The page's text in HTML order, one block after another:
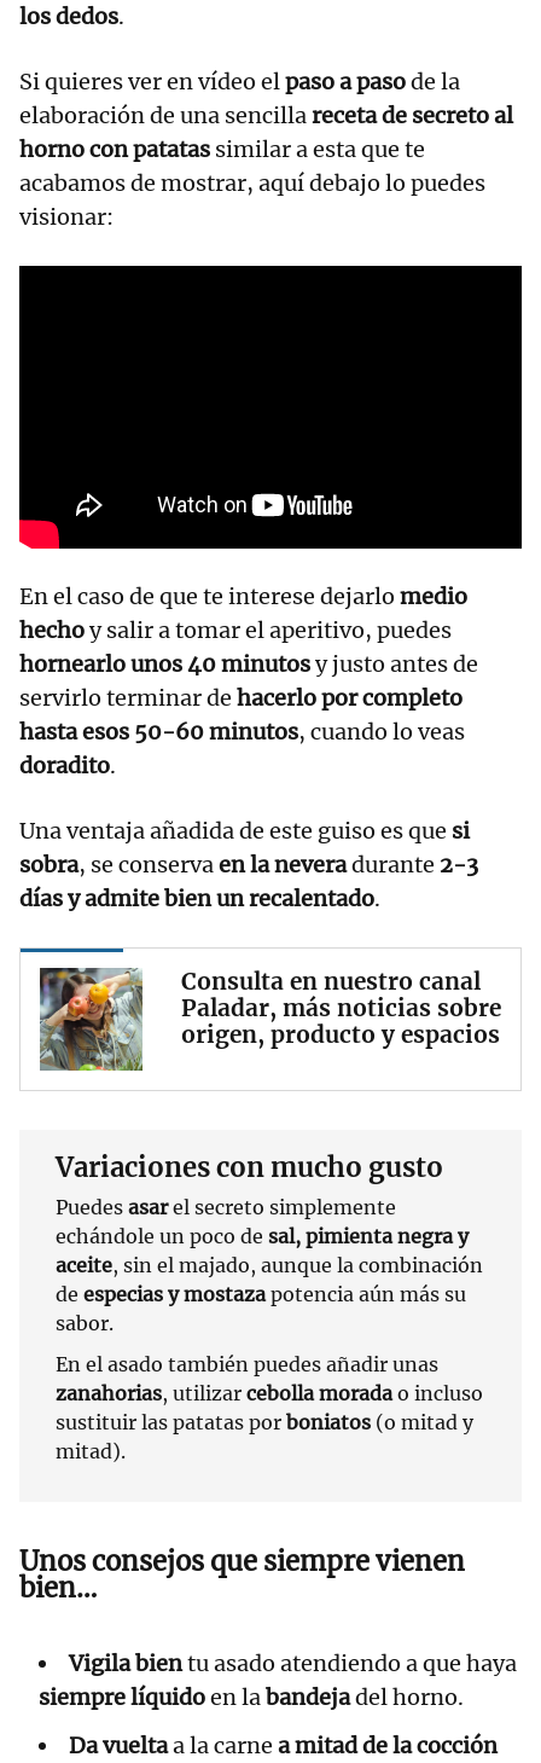
los dedos.
Si quieres ver en vídeo elpaso a pasode la
elaboración de una sencillareceta de secreto al
horno con patatas similar a esta que te
acabamos de mostrar, aquí debajo lo puedes
visionar:
En el caso de que te interese dejarlo medio
hechoy salir a tomar el aperitivo, puedes
hornearlo unos 40 minutosy justo antes de
servirlo terminar de hacerlo por completo
hasta esos 50-60 minutos, cuando lo veas
doradito.
Una ventaja añadida de este guiso es que si
sobra, se conservaen la neveradurante 2-3
días y admite bien un recalentado.
Consulta en nuestro canal
Paladar, más noticias sobre
origen, producto y espacios
Variaciones con mucho gusto
Puedes asarel secreto simplemente
echándole un poco de sal, pimienta negra y
aceite, sin el majado, aunque la combinación
de especias y mostazapotencia aún más su
sabor.
En el asado también puedes añadir unas
zanahorias, utilizar cebolla moradao incluso
sustituir las patatas por boniatos (o mitad y
mitad).
Unos consejos que siempre vienen
bien…
Vigila bientu asado atendiendo a que haya
siempre líquidoen labandejadel horno.
Da vueltaa la carne a mitad de la cocción